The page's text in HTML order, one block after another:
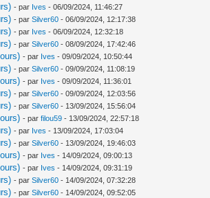
- par Ives - 06/09/2024, 11:46:27
- parSilver60 - 06/09/2024, 12:17:38
- par Ives - 06/09/2024, 12:32:18
- parSilver60 - 08/09/2024, 17:42:46
- par Ives - 09/09/2024, 10:50:44
- parSilver60 - 09/09/2024, 11:08:19
- par Ives - 09/09/2024, 11:36:01
- parSilver60 - 09/09/2024, 12:03:56
- parSilver60 - 13/09/2024, 15:56:04
- parfilou59 - 13/09/2024, 22:57:18
- par Ives - 13/09/2024, 17:03:04
- parSilver60 - 13/09/2024, 19:46:03
- par Ives - 14/09/2024, 09:00:13
- par Ives - 14/09/2024, 09:31:19
- parSilver60 - 14/09/2024, 07:32:28
- parSilver60 - 14/09/2024, 09:52:05